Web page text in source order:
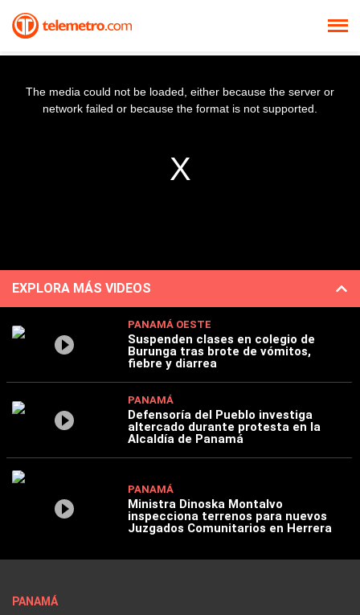
The media could not be loaded, either because the server or
network failed or because the format is not supported.
EXPLORA MÁS VIDEOS
PANAMÁ OESTE
Suspenden clases en colegio de
Burunga tras brote de vómitos,
fiebre y diarrea
PANAMÁ
Defensoría del Pueblo investiga
altercado durante protesta en la
Alcaldía de Panamá
PANAMÁ
Ministra Dinoska Montalvo
inspecciona terrenos para nuevos
Juzgados Comunitarios en Herrera
PANAMÁ